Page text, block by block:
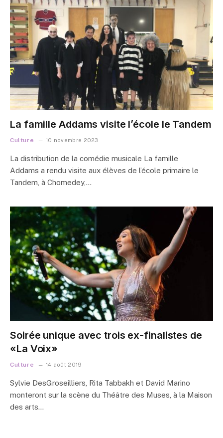
La famille Addams visite l’école le Tandem
Culture 10 novembre 2023
La distribution de la comédie musicale La famille
Addams a rendu visite aux élèves de l’école primaire le
Tandem, à Chomedey,…
Soirée unique avec trois ex-finalistes de
«La Voix»
Culture 14 août 2019
Sylvie DesGroseilliers, Rita Tabbakh et David Marino
monteront sur la scène du Théâtre des Muses, à la Maison
des arts…